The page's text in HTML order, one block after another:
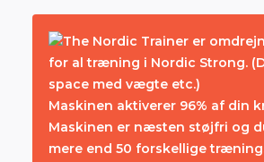
The Nordic Trainer er
for al træning i Nordic Strong.
space med vægte etc.)
Maskinen aktiverer 96% af din
Maskinen er næsten støjfri og
mere end 50 forskellige